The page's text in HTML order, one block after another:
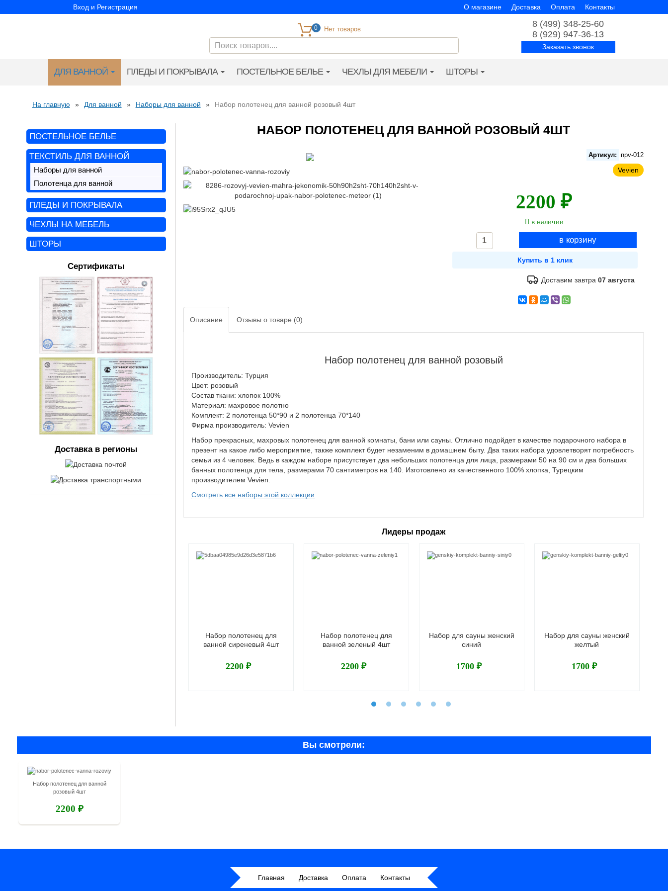
Вход и Регистрация О магазине Доставка Оплата Контакты
0
8 (499) 348-25-60
8 (929) 947-36-13
Заказать звонок
ДЛЯ ВАННОЙ ПЛЕДЫ И ПОКРЫВАЛА ПОСТЕЛЬНОЕ БЕЛЬЕ ЧЕХЛЫ ДЛЯ МЕБЕЛИ ШТОРЫ
На главную » Для ванной » Наборы для ванной » Набор полотенец для ванной розовый 4шт
ПОСТЕЛЬНОЕ БЕЛЬЕ
ТЕКСТИЛЬ ДЛЯ ВАННОЙ
Наборы для ванной
Полотенца для ванной
ПЛЕДЫ И ПОКРЫВАЛА
ЧЕХЛЫ НА МЕБЕЛЬ
ШТОРЫ
Сертификаты
Доставка в регионы
НАБОР ПОЛОТЕНЕЦ ДЛЯ ВАННОЙ РОЗОВЫЙ 4ШТ
Артикул: npv-012
Vevien
2200 ₽
в наличии
Доставим завтра07 августа
Описание Отзывы о товаре (0)
Набор полотенец для ванной розовый
Производитель: Турция
Цвет: розовый
Состав ткани: хлопок 100%
Материал: махровое полотно
Комплект: 2 полотенца 50*90 и 2 полотенца 70*140
Фирма производитель: Vevien
Набор прекрасных, махровых полотенец для ванной комнаты, бани или сауны. Отлично подойдет в качестве подарочного набора в
презент на какое либо мероприятие, также комплект будет незаменим в домашнем быту. Два таких набора удовлетворят потребность
семьи из 4 человек. Ведь в каждом наборе присутствует два небольших полотенца для лица, размерами 50 на 90 см и два больших
банных полотенца для тела, размерами 70 сантиметров на 140. Изготовлено из качественного 100% хлопка, Турецким
производителем Vevien.
Смотреть все наборы этой коллекции
Лидеры продаж
Набор полотенец для
ванной сиреневый 4шт
2200 ₽
Набор полотенец для
ванной зеленый 4шт
2200 ₽
Набор для сауны женский
синий
1700 ₽
Набор для сауны женский
желтый
1700 ₽
Вы смотрели:
Набор полотенец для ванной
розовый 4шт
2200 ₽
Главная Доставка Оплата Контакты